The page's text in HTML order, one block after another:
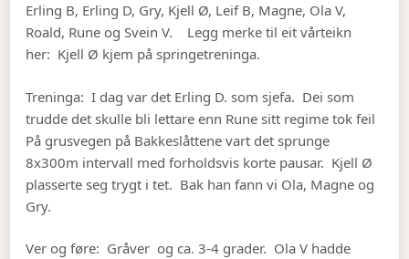
Erling B, Erling D, Gry, Kjell Ø, Leif B, Magne, Ola V,
Roald, Rune og Svein V. Legg merke til eit vårteikn
her: Kjell Ø kjem på springetreninga.
Treninga: I dag var det Erling D. som sjefa. Dei som
trudde det skulle bli lettare enn Rune sitt regime tok feil
På grusvegen på Bakkeslåttene vart det sprunge
8x300m intervall med forholdsvis korte pausar. Kjell Ø
plasserte seg trygt i tet. Bak han fann vi Ola, Magne og
Gry.
Ver og føre: Gråver og ca. 3-4 grader. Ola V hadde